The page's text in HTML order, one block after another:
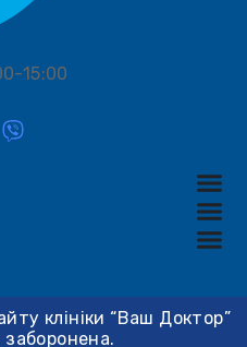
15:00
клініки “Ваш Доктор”